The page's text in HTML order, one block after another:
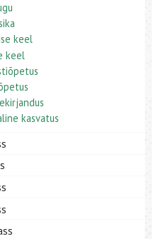
keel
keel
kasvatus